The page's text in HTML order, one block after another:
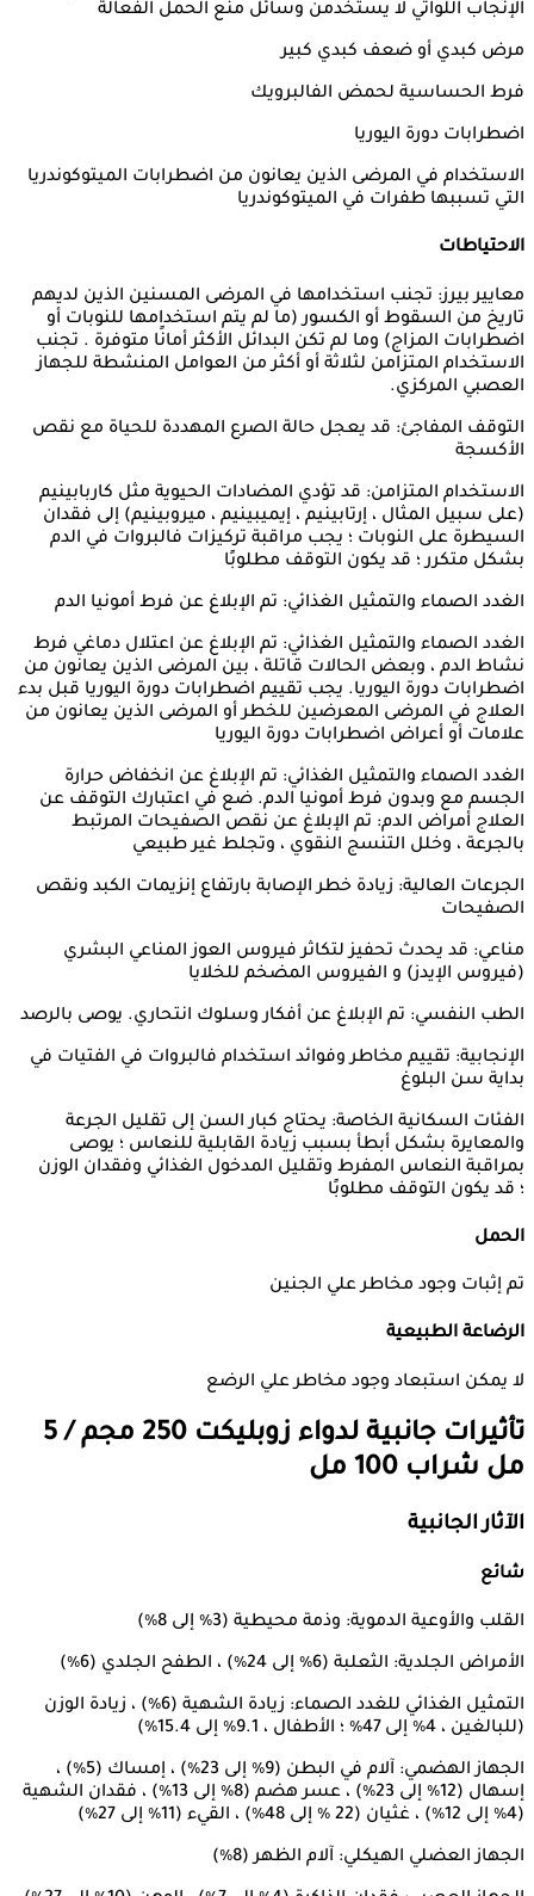
الإنجاب اللواتي لا يستخدمن وسائل منع الحمل الفعالة
مرض كبدي أو ضعف كبدي كبير
فرط الحساسية لحمض الفالبرويك
اضطرابات دورة اليوريا
الاستخدام في المرضى الذين يعانون من اضطرابات الميتوكوندريا
التي تسببها طفرات في الميتوكوندريا
الاحتياطات
معايير بيرز: تجنب استخدامها في المرضى المسنين الذين لديهم
تاريخ من السقوط أو الكسور (ما لم يتم استخدامها للنوبات أو
اضطرابات المزاج) وما لم تكن البدائل الأكثر أمانًا متوفرة . تجنب
الاستخدام المتزامن لثلاثة أو أكثر من العوامل المنشطة للجهاز
العصبي المركزي.
التوقف المفاجئ: قد يعجل حالة الصرع المهددة للحياة مع نقص
الأكسجة
الاستخدام المتزامن: قد تؤدي المضادات الحيوية مثل كاربابينيم
(على سبيل المثال ، إرتابينيم ، إيميبينيم ، ميروبينيم) إلى فقدان
السيطرة على النوبات ؛ يجب مراقبة تركيزات فالبروات في الدم
بشكل متكرر ؛ قد يكون التوقف مطلوبًا
الغدد الصماء والتمثيل الغذائي: تم الإبلاغ عن فرط أمونيا الدم
الغدد الصماء والتمثيل الغذائي: تم الإبلاغ عن اعتلال دماغي فرط
نشاط الدم ، وبعض الحالات قاتلة ، بين المرضى الذين يعانون من
اضطرابات دورة اليوريا. يجب تقييم اضطرابات دورة اليوريا قبل بدء
العلاج في المرضى المعرضين للخطر أو المرضى الذين يعانون من
علامات أو أعراض اضطرابات دورة اليوريا
الغدد الصماء والتمثيل الغذائي: تم الإبلاغ عن انخفاض حرارة
الجسم مع وبدون فرط أمونيا الدم. ضع في اعتبارك التوقف عن
العلاج أمراض الدم: تم الإبلاغ عن نقص الصفيحات المرتبط
بالجرعة ، وخلل التنسج النقوي ، وتجلط غير طبيعي
الجرعات العالية: زيادة خطر الإصابة بارتفاع إنزيمات الكبد ونقص
الصفيحات
مناعي: قد يحدث تحفيز لتكاثر فيروس العوز المناعي البشري
(فيروس الإيدز) و الفيروس المضخم للخلايا
الطب النفسي: تم الإبلاغ عن أفكار وسلوك انتحاري. يوصى بالرصد
الإنجابية: تقييم مخاطر وفوائد استخدام فالبروات في الفتيات في
بداية سن البلوغ
الفئات السكانية الخاصة: يحتاج كبار السن إلى تقليل الجرعة
والمعايرة بشكل أبطأ بسبب زيادة القابلية للنعاس ؛ يوصى
بمراقبة النعاس المفرط وتقليل المدخول الغذائي وفقدان الوزن
؛ قد يكون التوقف مطلوبًا
الحمل
تم إثبات وجود مخاطر علي الجنين
الرضاعة الطبيعية
لا يمكن استبعاد وجود مخاطر علي الرضع
تأثيرات جانبية لدواء
زوبليكت 250 مجم / 5
مل شراب 100 مل
الآثار الجانبية
شائع
القلب والأوعية الدموية: وذمة محيطية (3٪ إلى 8٪)
الأمراض الجلدية: الثعلبة (6٪ إلى 24٪) ، الطفح الجلدي (6٪)
التمثيل الغذائي للغدد الصماء: زيادة الشهية (6٪) ، زيادة الوزن
(للبالغين ، 4٪ إلى 47٪ ؛ الأطفال ، 9.1٪ إلى 15.4٪)
الجهاز الهضمي: آلام في البطن (9٪ إلى 23٪) ، إمساك (5٪) ،
إسهال (12٪ إلى 23٪) ، عسر هضم (8٪ إلى 13٪) ، فقدان الشهية
(4٪ إلى 12٪) ، غثيان (22 ٪ إلى 48٪) ، القيء (11٪ إلى 27٪)
الجهاز العضلي الهيكلي: آلام الظهر (8٪)